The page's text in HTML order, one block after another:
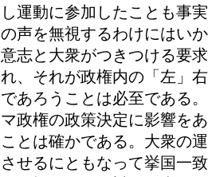
し運動に参加したことも事
の声を無視するわけにはい
意志と大衆がつきつける要
れ、それが政権内の「左」
であろうことは必至である
マ政権の政策決定に影響を
ことは確かである。大衆の
させるにともなって挙国一